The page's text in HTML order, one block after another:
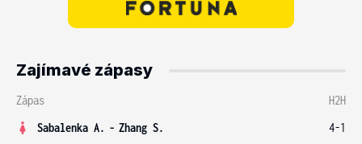
Zajímavé zápasy
Zápas
H2H
Sabalenka A. - Zhang S.
4-1